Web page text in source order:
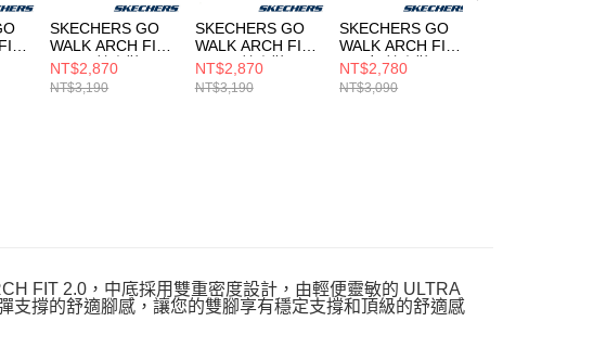
SKECHERS GO
WALK ARCH FIT
2.0 男 健走鞋
216816BLU
NT$2,870
NT$3,190
SKECHERS GO
WALK ARCH FIT
2.0 男 健走鞋
216816BKW
NT$2,870
NT$3,190
SKECHERS GO
WALK ARCH FIT
2.0 女 健走鞋
125346WLVAQ
NT$2,780
NT$3,090
FIT 2.0，中底採用雙重密度設計，由輕便靈敏的 ULTRA
撐的舒適腳感，讓您的雙腳享有穩定支撐和頂級的舒適感